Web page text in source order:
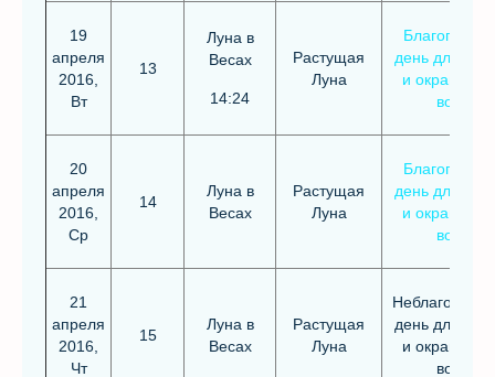
19
апреля
2016,
Вт
13
Луна в
Весах
14:24
Растущая
Луна
день для
и
волос
20
апреля
2016,
Ср
14
Луна в
Весах
Растущая
Луна
день для
и
волос
21
апреля
2016,
Чт
15
Луна в
Весах
Растущая
Луна
день для
и
волос